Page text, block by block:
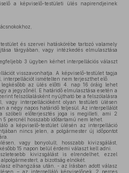
a képviselő-testületi ülés napirendjeinek
és szervei hatáskörébe tartozó valamely
tárgyában, vagy intézkedés elmulasztása
3 ügyben kérhet interpellációs választ
visszavonhatja. A képviselő-testület tagja
interpellációt ismételten nem terjeszthet elő.
az ülés előtti 4. nap 16 óráig lehet
a jegyzőnél. E határidő elmulasztása esetén a
felszólalásként nyújtható be a felszólalásra
vagy interpellációként olyan testületi ülésen
a négy napos határidő teljesül. Az interpellálót
szóbeli előterjesztés joga is megilleti, ami 2
5 percnél hosszabb időtartamú nem lehet.
a képviselő-testület ülésén az interpelláció
nincs jelen, a polgármester új időpontot
vagy bonyolult, hosszabb kivizsgálást,
15 napon belül érdemi választ kell adni.
kivizsgálást is elrendelhet, ezzel
a bizottság elnökét.
elhangzása után, - az írásban adott válasz
– az interpelláló képviselőnek 2 perces